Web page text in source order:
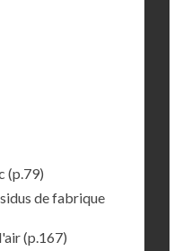
(p.79)
de fabrique
(p.167)